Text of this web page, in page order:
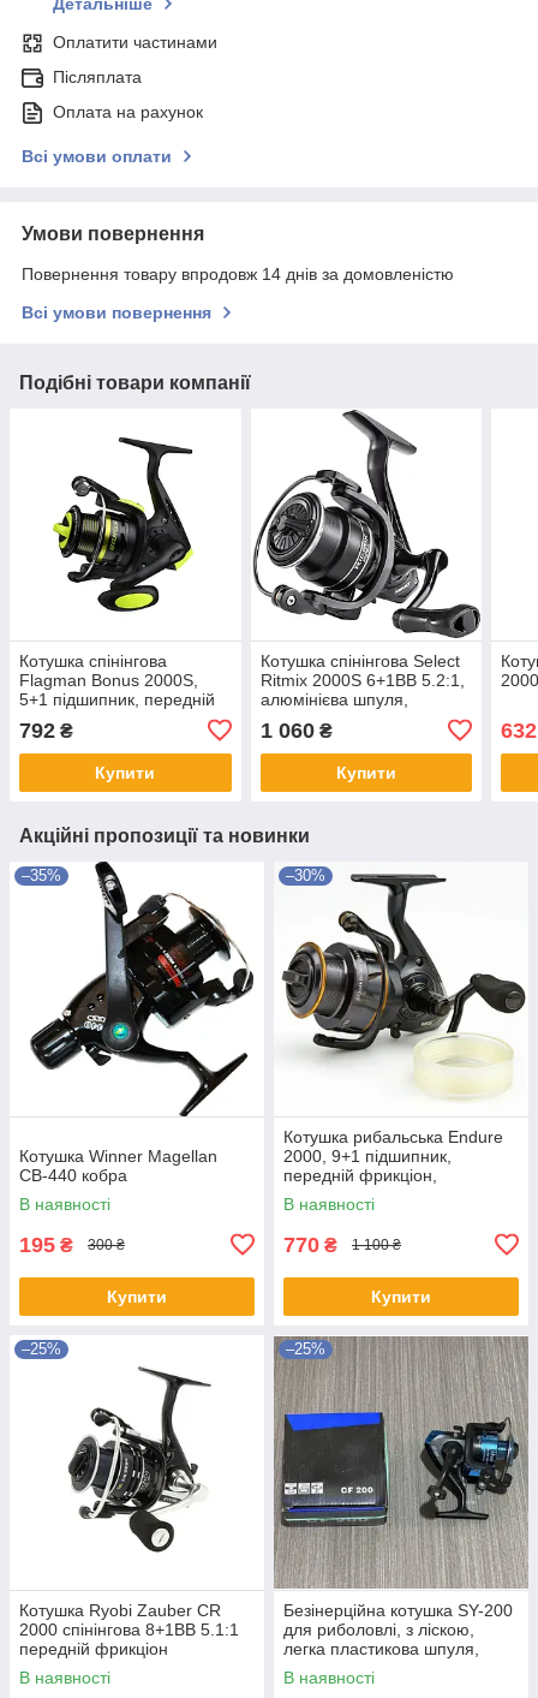
Детальніше
Оплатити частинами
Післяплата
Оплата на рахунок
Всі умови оплати
Умови повернення
Повернення товару впродовж 14 днів за домовленістю
Всі умови повернення
Подібні товари компанії
Котушка спінінгова
Flagman Bonus 2000S,
5+1 підшипник, передній
шпуля, легкий корпус,
редукція 5.2:1
792 ₴
Купити
Котушка спінінгова Select
Ritmix 2000S 6+1BB 5.2:1,
алюмінієва шпуля,
джига та ультралайту
1 060₴
Купити
632
Акційні пропозиції та новинки
–35%
Котушка Winner Magellan
СВ-440 кобра
В наявності
195 ₴ 300 ₴
Купити
–30%
Котушка рибальська Endure
2000, 9+1 підшипник,
передній фрикціон,
пластиковий корпус,
пластикова шпуля Rumpol
В наявності
770 ₴ 1 100 ₴
Купити
–25%
Котушка Ryobi Zauber CR
2000 спінінгова 8+1BB 5.1:1
передній фрикціон
В наявності
–25%
Безінерційна котушка SY-200
для риболовлі, з ліскою,
легка пластикова шпуля,
передній фрикціон, для
початківців
В наявності